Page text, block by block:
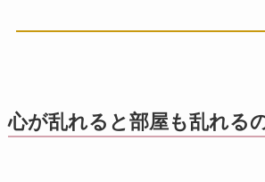
心が乱れると部屋も乱れる